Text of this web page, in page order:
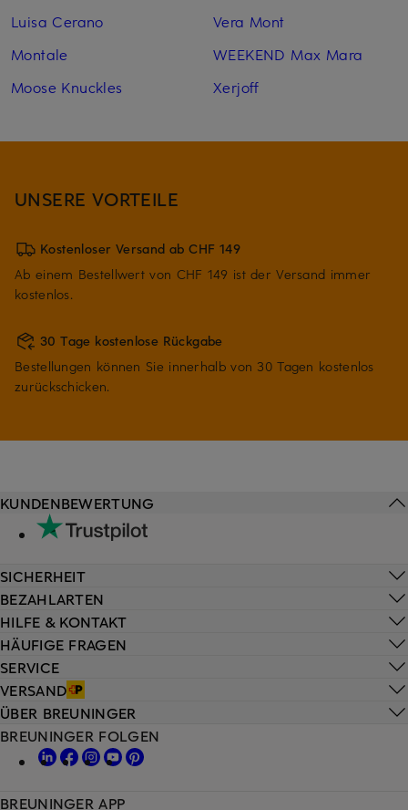
Luisa Cerano
Montale
Moose Knuckles
Vera Mont
WEEKEND Max Mara
Xerjoff
UNSERE VORTEILE
Kostenloser Versand ab CHF 149
Ab einem Bestellwert von CHF 149 ist der Versand immer
kostenlos.
30 Tage kostenlose Rückgabe
Bestellungen können Sie innerhalb von 30 Tagen kostenlos
zurückschicken.
HILFE & KONTAKT
HÄUFIGE FRAGEN
SERVICE
VERSAND
KUNDENBEWERTUNG
SICHERHEIT
BEZAHLARTEN
ÜBER BREUNINGER
BREUNINGER FOLGEN
BREUNINGER APP